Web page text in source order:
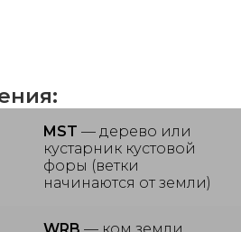
MST — дерево или
кустарник кустовой
форы (ветки
начинаются от земли)